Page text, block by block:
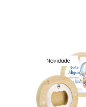
Novidade